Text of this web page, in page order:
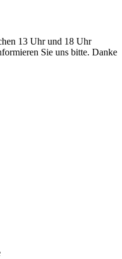
13 Uhr und 18 Uhr
Sie uns bitte. Danke